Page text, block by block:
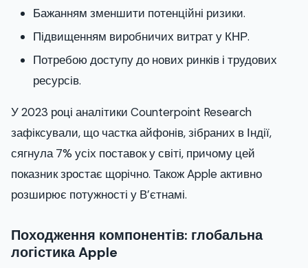
Бажанням зменшити потенційні ризики.
Підвищенням виробничих витрат у КНР.
Потребою доступу до нових ринків і трудових
ресурсів.
У 2023 році аналітики Counterpoint Research
зафіксували, що частка айфонів, зібраних в Індії,
сягнула 7% усіх поставок у світі, причому цей
показник зростає щорічно. Також Apple активно
розширює потужності у В’єтнамі.
Походження компонентів: глобальна
логістика Apple